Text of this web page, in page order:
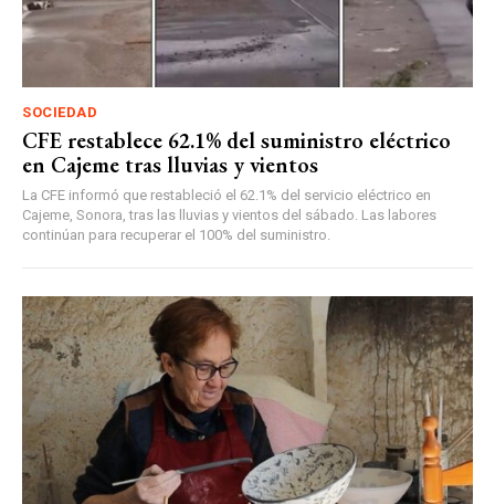
SOCIEDAD
CFE restablece 62.1% del suministro eléctrico
en Cajeme tras lluvias y vientos
La CFE informó que restableció el 62.1% del servicio eléctrico en
Cajeme, Sonora, tras las lluvias y vientos del sábado. Las labores
continúan para recuperar el 100% del suministro.